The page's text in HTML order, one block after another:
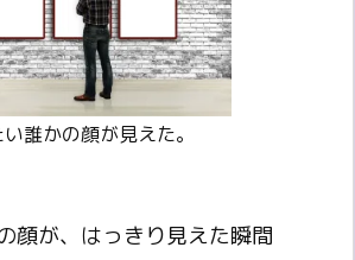
誰かの顔が見えた。
顔が、はっきり見えた瞬間